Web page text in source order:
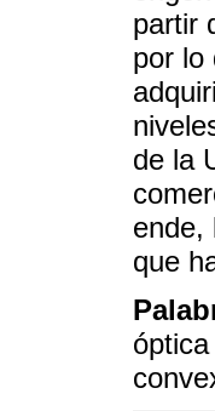
partir
por lo
de la
ende,
que